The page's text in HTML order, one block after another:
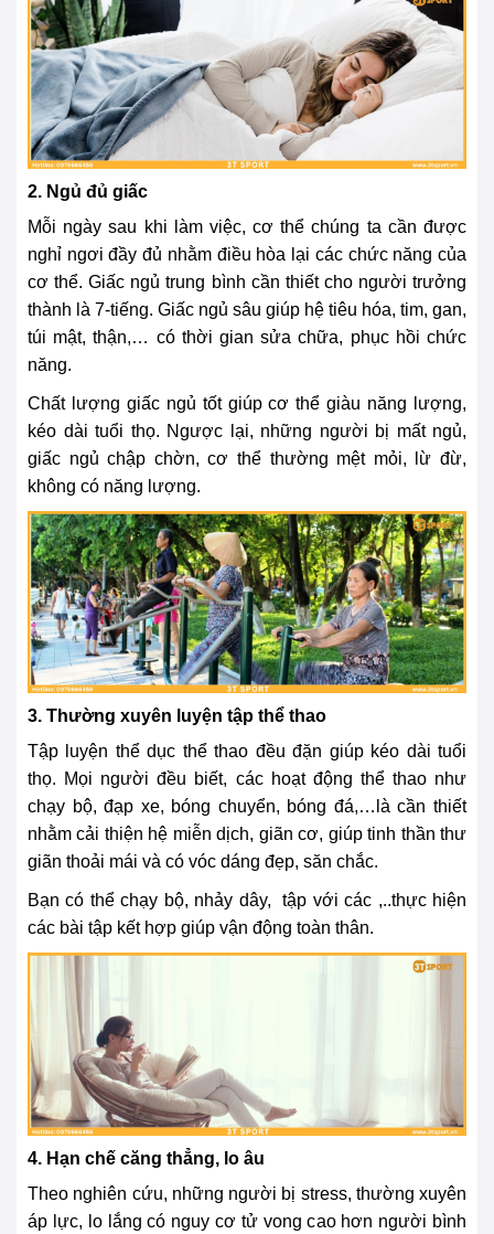
2. Ngủ đủ giấc
Mỗi ngày sau khi làm việc, cơ thể chúng ta cần được
nghỉ ngơi đầy đủ nhằm điều hòa lại các chức năng của
cơ thể. Giấc ngủ trung bình cần thiết cho người trưởng
thành là 7-tiếng. Giấc ngủ sâu giúp hệ tiêu hóa, tim, gan,
túi mật, thận,… có thời gian sửa chữa, phục hồi chức
năng.
Chất lượng giấc ngủ tốt giúp cơ thể giàu năng lượng,
kéo dài tuổi thọ. Ngược lại, những người bị mất ngủ,
giấc ngủ chập chờn, cơ thể thường mệt mỏi, lừ đừ,
không có năng lượng.
3. Thường xuyên luyện tập thể thao
Tập luyện thể dục thể thao đều đặn giúp kéo dài tuổi
thọ. Mọi người đều biết, các hoạt động thể thao như
chạy bộ, đạp xe, bóng chuyển, bóng đá,…là cần thiết
nhằm cải thiện hệ miễn dịch, giãn cơ, giúp tinh thần thư
giãn thoải mái và có vóc dáng đẹp, săn chắc.
Bạn có thể chạy bộ, nhảy dây, tập với các ,..thực hiện
các bài tập kết hợp giúp vận động toàn thân.
4. Hạn chế căng thẳng, lo âu
Theo nghiên cứu, những người bị stress, thường xuyên
áp lực, lo lắng có nguy cơ tử vong cao hơn người bình